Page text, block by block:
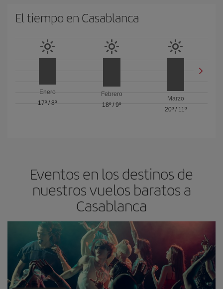
El tiempo en Casablanca
Enero
17º /8º
Febrero
18º/ 9º
Marzo
20º/ 11º
Eventos en los destinos de
nuestros vuelos baratos a
Casablanca